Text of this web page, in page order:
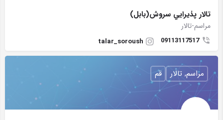
تالار پذيرايي سروش(بابل)
مراسم-تالار
09113117517
talar_soroush
مراسم, تالار قم